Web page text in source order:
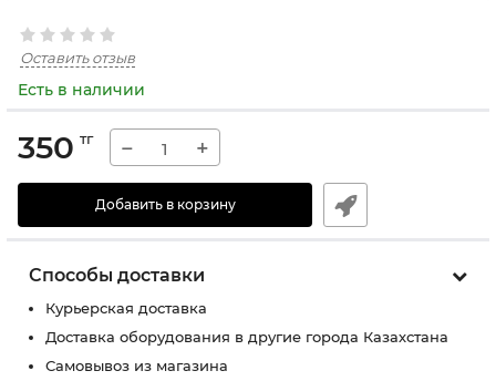
Оставить отзыв
Есть в наличии
350 тг − +
Добавить в корзину
Способы доставки
Курьерская доставка
Доставка оборудования в другие города Казахстана
Самовывоз из магазина